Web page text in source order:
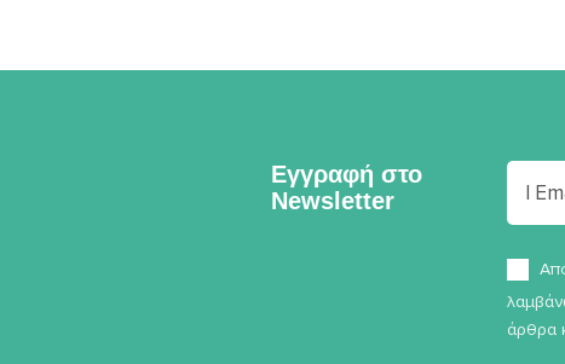
Εγγραφή στο
Newsletter
άρθρα